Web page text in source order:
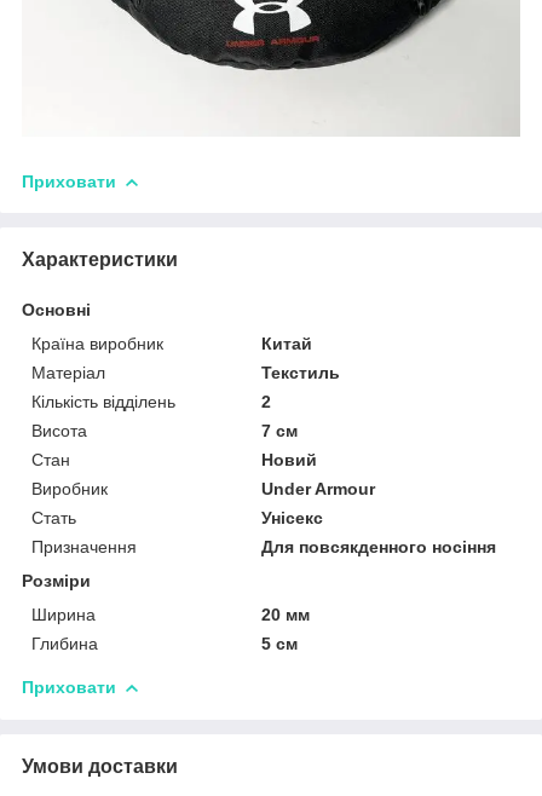
Приховати
Характеристики
Основні
Країна виробник
Китай
Матеріал
Текстиль
Кількість відділень
2
Висота
7 см
Стан
Новий
Виробник
Under Armour
Стать
Унісекс
Призначення
Для повсякденного носіння
Розміри
Ширина
20 мм
Глибина
5 см
Приховати
Умови доставки